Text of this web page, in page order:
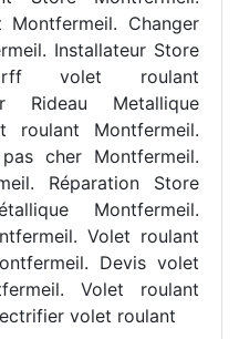
Montfermeil. Changer
Installateur Store
volet roulant
Rideau Metallique
roulant Montfermeil.
cher Montfermeil.
Réparation Store
Montfermeil.
Volet roulant
Devis volet
Volet roulant
volet roulant